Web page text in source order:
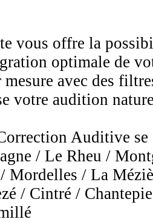
vous offre la
optimale de
mesure avec des
votre audition
Auditive se
/ Le Rheu /
Mordelles / La
/ Cintré /